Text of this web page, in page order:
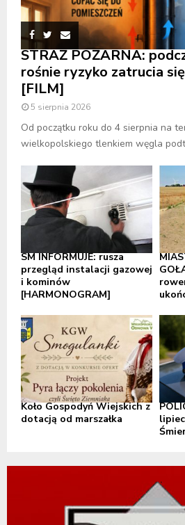
STRAŻ POŻARNA:
rośnie ryzyko zatrucia
[FILM]
5 sierpnia 2026
Od początku roku do 4 sierpnia na
wielkopolskiego tlenkiem węgla
SM INFORMUJE: rusza
przegląd instalacji gazowej
i kominów
[HARMONOGRAM]
Koło Gospodyń Wiejskich z
dotacją od marszałka